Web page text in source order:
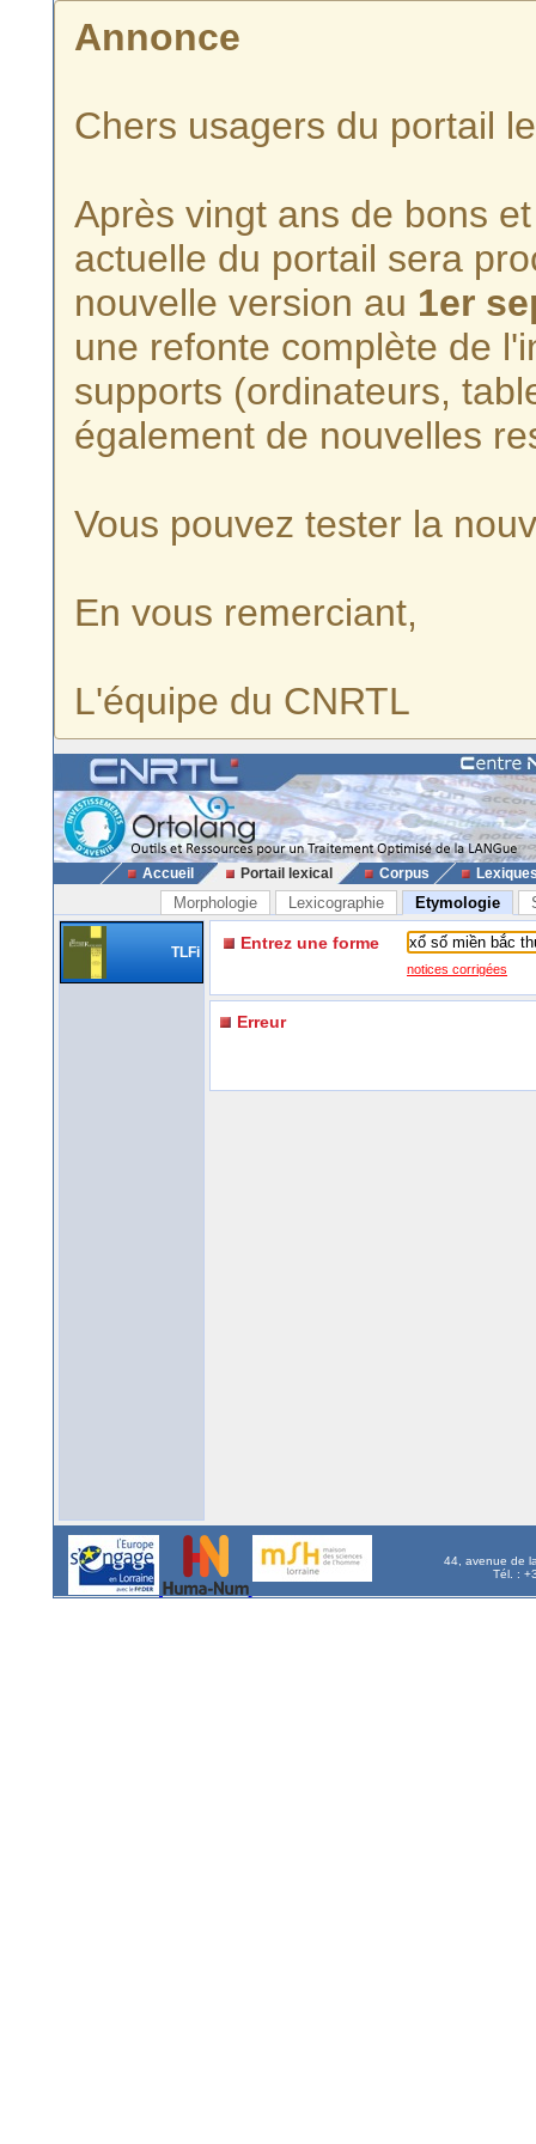
Annonce
Chers usagers du portail
Après vingt ans de bons
actuelle du portail sera
nouvelle version au 1er
une refonte complète de
supports (ordinateurs,
également de nouvelles
Vous pouvez tester la
En vous remerciant,
L'équipe du CNRTL
Accueil Portail lexical Corpus
Morphologie Lexicographie Etymologie
TLFi Entrez une forme
notices corrigées
Erreur
44, avenue de
Tél. :